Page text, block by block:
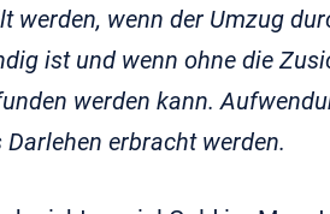
werden, wenn der Umzug
ist und wenn ohne die
werden kann.
erbracht werden.